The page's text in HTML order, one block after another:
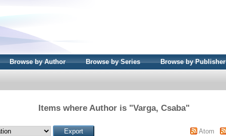
Browse by Author Browse by Series Browse by Publisher
Items where Author is "Varga, Csaba"
Atom